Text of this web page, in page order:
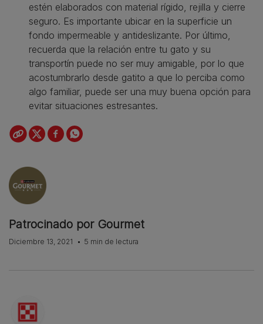
estén elaborados con material rígido, rejilla y cierre
seguro. Es importante ubicar en la superficie un
fondo impermeable y antideslizante. Por último,
recuerda que la relación entre tu gato y su
transportín puede no ser muy amigable, por lo que
acostumbrarlo desde gatito a que lo perciba como
algo familiar, puede ser una muy buena opción para
evitar situaciones estresantes.
Patrocinado por Gourmet
Diciembre 13, 2021 5 min de lectura